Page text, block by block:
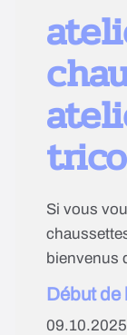
Si vous
bienvenus
Début